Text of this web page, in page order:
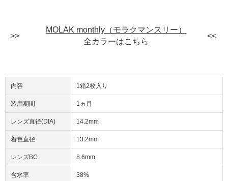
MOLAK monthly（モラクマンスリー）
全カラーはこちら
内容 1箱2枚入り
装用期間 1ヵ月
レンズ直径(DIA) 14.2mm
着色直径 13.2mm
レンズBC 8.6mm
含水率 38%